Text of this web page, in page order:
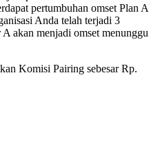
pertumbuhan omset Plan A
Anda telah terjadi 3
akan menjadi omset menunggu
Komisi Pairing sebesar Rp.